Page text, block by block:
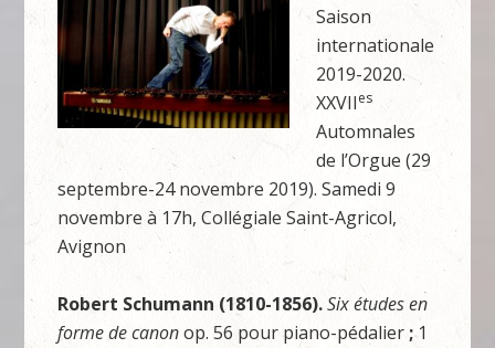
Saison
internationale
2019-2020.
XXVIIes
Automnales
de l’Orgue (29
septembre-24 novembre 2019). Samedi 9
novembre à 17h, Collégiale Saint-Agricol,
Avignon
Robert Schumann (1810-1856).Six études en
forme de canonop. 56 pour piano-pédalier ;1